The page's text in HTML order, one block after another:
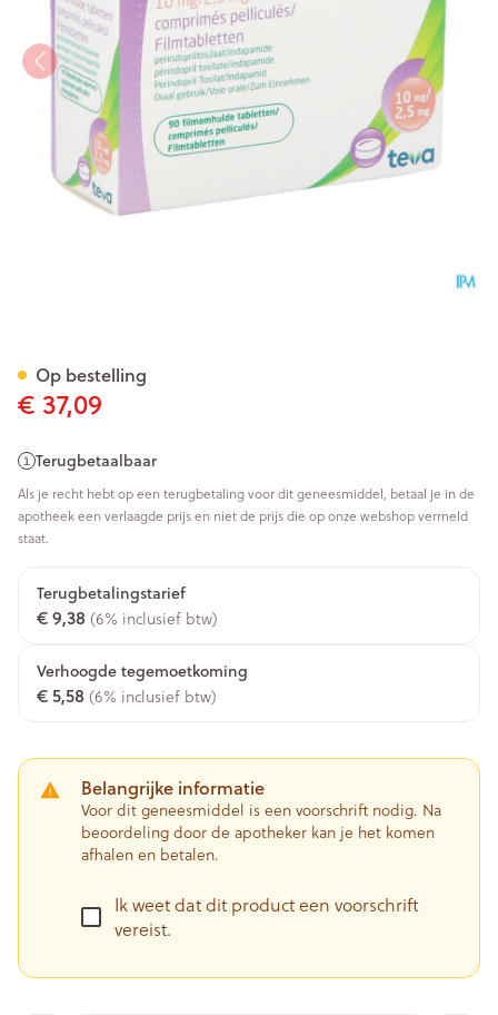
€ 37,09
Terugbetaalbaar
Als je recht hebt op een terugbetaling voor dit geneesmiddel, betaal je in de
apotheek een verlaagde prijs en niet de prijs die op onze webshop vermeld
staat.
Terugbetalingstarief
€ 9,38 (6% inclusief btw)
Verhoogde tegemoetkoming
€ 5,58 (6% inclusief btw)
Belangrijke informatie
Voor dit geneesmiddel is een voorschrift nodig. Na
beoordeling door de apotheker kan je het komen
afhalen en betalen.
Ik weet dat dit product een voorschrift
vereist.
Op bestelling